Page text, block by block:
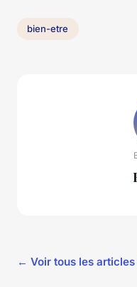
bien-etre
← Voir tous les